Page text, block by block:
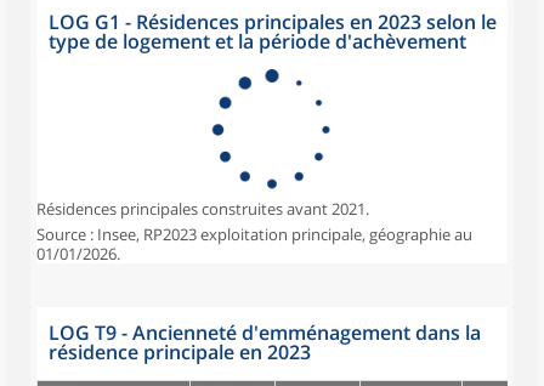
LOG G1 - Résidences principales en 2023 selon le
type de logement et la période d'achèvement
Résidences principales construites avant 2021.
Source : Insee, RP2023 exploitation principale, géographie au
01/01/2026.
LOG T9 - Ancienneté d'emménagement dans la
résidence principale en 2023